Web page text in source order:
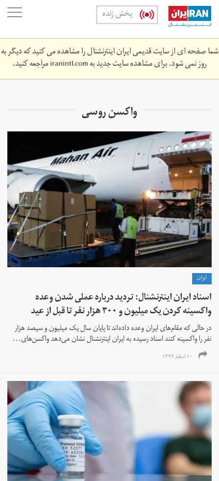
Skip
main
content
پخش زنده
شما صفحه ای از سایت قدیمی ایران اینترنشنال را مشاهده می کنید که دیگر به
روز نمی شود. برای مشاهده سایت جدید بهiranintl.comمراجعه کنید.
واکسن روسی
ايران
اسناد ایران اینترنشنال: تردید درباره عملی شدن وعده
واکسینه کردن یک‌ میلیون و ۳۰۰ هزار نفر تا قبل از عید
در حالی که مقام‌های ایران وعده داده‌اند تا پایان سال یک میلیون و سیصد هزار
نفر را واکسینه کنند اسناد رسیده به ایران اینترنشنال نشان می‌دهد واکسن‌های...
۱۰ اسفند ۱۳۹۹